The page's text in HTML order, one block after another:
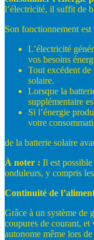
l’électricité, il suffit de
Son fonctionnement est
L’électricité
vos besoins
Tout excédent de
solaire.
Lorsque la
supplémentaire
Si l’énergie
votre
de la batterie solaire
À noter : Il est
onduleurs, y compris
Continuité de
Grâce à un système de
coupures de courant,
autonome même lors